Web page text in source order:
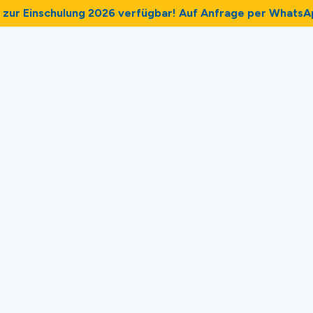
Einschulung 2026 verfügbar! Auf Anfrage per